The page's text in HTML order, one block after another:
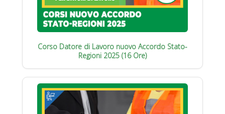
Corso Datore di Lavoro nuovo Accordo Stato-
Regioni 2025 (16 Ore)